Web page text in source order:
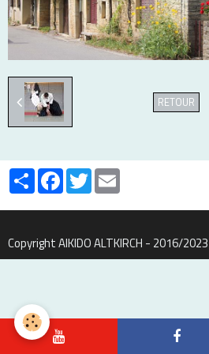
RETOUR
PartagerFacebook
Twitter
Copyright AIKIDO ALTKIRCH - 2016/2023